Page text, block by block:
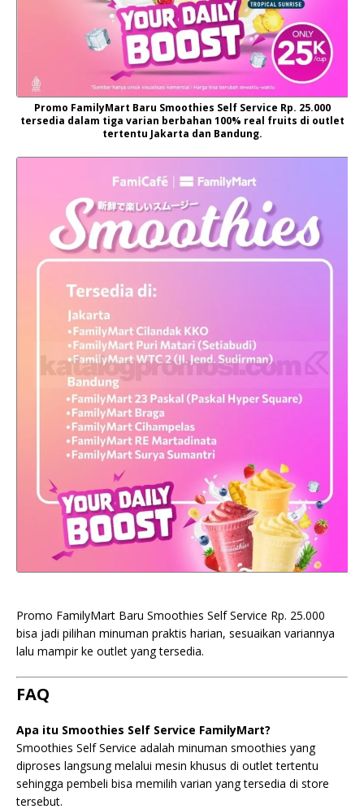
Promo FamilyMart Baru Smoothies Self Service Rp. 25.000
tersedia dalam tiga varian berbahan 100% real fruits di outlet
tertentu Jakarta dan Bandung.
Promo FamilyMart Baru Smoothies Self Service Rp. 25.000
bisa jadi pilihan minuman praktis harian, sesuaikan variannya
lalu mampir ke outlet yang tersedia.
FAQ
Apa itu Smoothies Self Service FamilyMart?
Smoothies Self Service adalah minuman smoothies yang
diproses langsung melalui mesin khusus di outlet tertentu
sehingga pembeli bisa memilih varian yang tersedia di store
tersebut.